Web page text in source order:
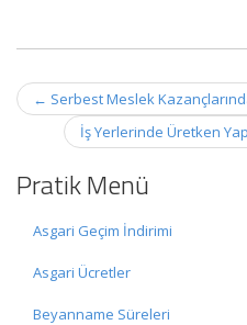
Post
navigation
← Serbest Meslek
İş Yerlerinde Üretken
Pratik Menü
Asgari Geçim İndirimi
Asgari Ücretler
Beyanname Süreleri